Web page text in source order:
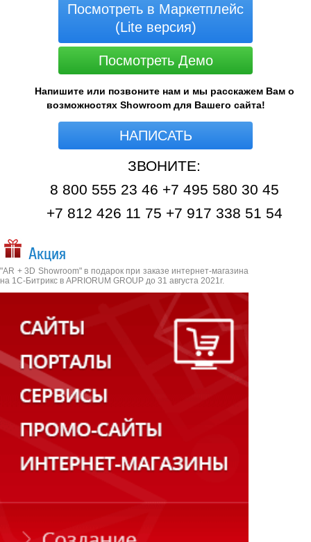
Посмотреть в Маркетплейс
(Lite версия)
Посмотреть Демо
Напишите или позвоните нам и мы расскажем Вам о
возможностях Showroom для Вашего сайта!
НАПИСАТЬ
ЗВОНИТЕ:
8 800 555 23 46 +7 495 580 30 45
+7 812 426 11 75 +7 917 338 51 54
Акция
"AR + 3D Showroom" в подарок при заказе интернет-магазина
на 1С-Битрикс в APRIORUM GROUP до 31 августа 2021г.